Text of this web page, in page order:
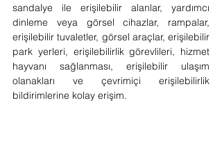
sandalye ile erişilebilir alanlar, yardımcı
dinleme veya görsel cihazlar, rampalar,
erişilebilir tuvaletler, görsel araçlar, erişilebilir
park yerleri, erişilebilirlik görevlileri, hizmet
hayvanı sağlanması, erişilebilir ulaşım
olanakları ve çevrimiçi erişilebilirlik
bildirimlerine kolay erişim.